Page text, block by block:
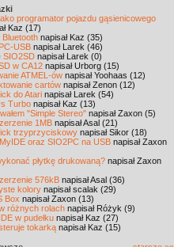
programator pojazdu gąsienicowego
Kaz (17)
Bluetooth napisał Kaz (35)
USB napisał Larek (46)
SIO2SD napisał Larek (0)
w CA12 napisał Urborg (15)
ATMEL-ów napisał Yoohaas (12)
cartów napisał Zenon (12)
do Atari napisał Larek (54)
Turbo napisał Kaz (13)
"Simple Stereo" napisał Zaxon (5)
1MB napisał Asal (21)
trzyprzyciskowy napisał Sikor (18)
oraz SIO2PC na USB napisał Zaxon
płytkę drukowaną? napisał Zaxon
576kB napisał Asal (36)
kolory napisał scalak (29)
Box napisał Zaxon (13)
różnych rolach napisał Różyk (9)
w pudełku napisał Kaz (27)
tokarką napisał Kaz (15)